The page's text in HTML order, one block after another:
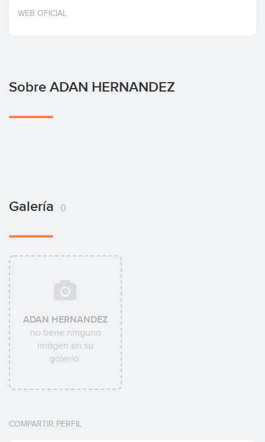
Invertir
WEB OFICIAL
Sobre ADAN HERNANDEZ
Galería 0
ADAN HERNANDEZ
no tiene ninguna
imágen en su
galería.
COMPARTIR PERFIL